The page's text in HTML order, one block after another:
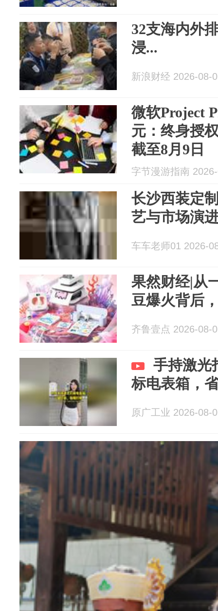
32支海内外
浸...
新浪财经 2026-08-
微软Project
元：终身授
截至8月9日
字节漫游指南
长沙西装定
艺与市场演
车车老师01 2026-
果然财经|从
豆爆火背后
齐鲁壹点 2026-08-
手持激光
标电表箱，
原广工业 2026-08-